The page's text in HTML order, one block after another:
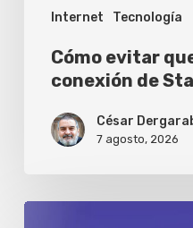
Internet Tecnología
Starlink
Cómo evitar
conexión de
César
7 agosto, 2026